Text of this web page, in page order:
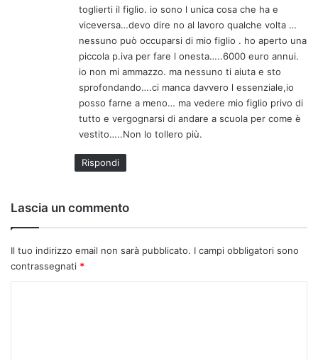
toglierti il figlio. io sono l unica cosa che ha e
viceversa…devo dire no al lavoro qualche volta …
nessuno può occuparsi di mio figlio . ho aperto una
piccola p.iva per fare l onesta…..6000 euro annui.
io non mi ammazzo. ma nessuno ti aiuta e sto
sprofondando….ci manca davvero l essenziale,io
posso farne a meno… ma vedere mio figlio privo di
tutto e vergognarsi di andare a scuola per come è
vestito…..Non lo tollero più.
Rispondi
Lascia un commento
Il tuo indirizzo email non sarà pubblicato. I campi obbligatori sono
contrassegnati *